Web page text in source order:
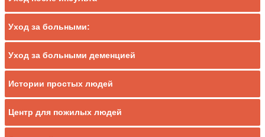
Уход за больными:
Уход за больными деменцией
Истории простых людей
Центр для пожилых людей